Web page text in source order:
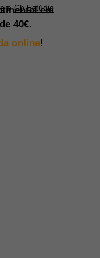
eCb Estúdio
em
40€.
online!